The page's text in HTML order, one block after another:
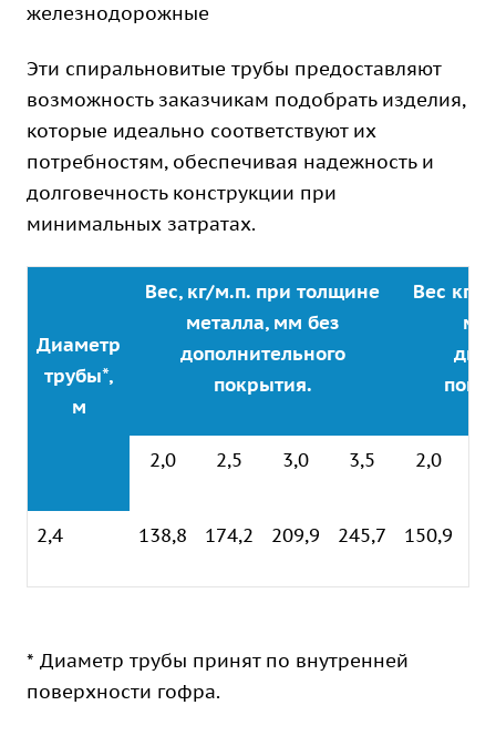
железнодорожные
Эти спиральновитые трубы предоставляют
возможность заказчикам подобрать изделия,
которые идеально соответствуют их
потребностям, обеспечивая надежность и
долговечность конструкции при
минимальных затратах.
Диаметр
трубы*,
м
Вес, кг/м.п. при толщине
металла, мм без
дополнительного
покрытия.
Вес кг/
2,0 2,5 3,0 3,5 2,0
2,4 138,8 174,2 209,9 245,7 150,9
* Диаметр трубы принят по внутренней
поверхности гофра.